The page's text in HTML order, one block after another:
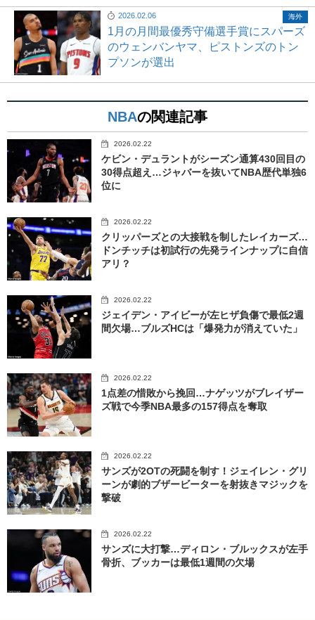
2026.02.06
1月の月間最優秀守備選手賞にスパーズ
のウェンバンヤマ、ピストンズのトン
プソンが選出
海外
NBAの関連記事
2026.02.22
ケビン・デュラントがシーズン通算430回目の
30得点超え…ジャバーを抜いてNBA歴代単独6
位に
2026.02.22
クリッパーズとの大接戦を制したレイカーズ…
ドンチッチは初試行の先発ラインナップに自信
アリ？
2026.02.22
ジェイデン・アイビーが左ヒザ負傷で最低2週
間欠場…ブルズHCは「爆発力が消えていた」
2026.02.22
1点差の惜敗から挽回…ナゲッツがブレイザー
ズ戦で今季NBA最多の157得点を奪取
2026.02.22
サンズが2OTの死闘を制す！ジェイレン・グリ
ーンが劇的ブザービーターを射抜きマジックを
撃破
2026.02.22
サンズに大打撃…ディロン・ブルックスが左手
骨折、ブッカーは最低1週間の欠場